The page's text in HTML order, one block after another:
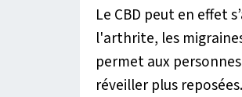
Le CBD peut en effet
l'arthrite, les
permet aux
réveiller plus reposées.